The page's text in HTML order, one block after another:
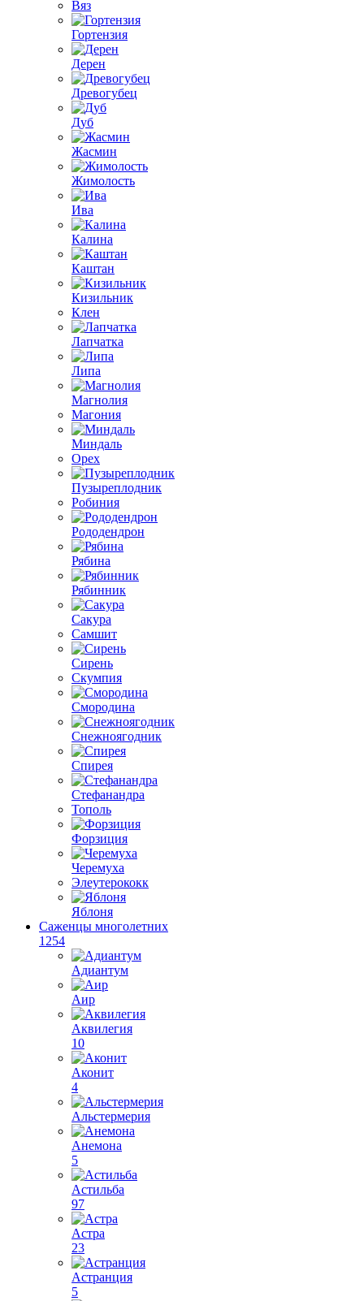
Вяз
Гортензия
Дерен
Древогубец
Дуб
Жасмин
Жимолость
Ива
Калина
Каштан
Кизильник
Клен
Лапчатка
Липа
Магнолия
Магония
Миндаль
Орех
Пузыреплодник
Робиния
Рододендрон
Рябина
Рябинник
Сакура
Самшит
Сирень
Скумпия
Смородина
Снежноягодник
Спирея
Стефанандра
Тополь
Форзиция
Черемуха
Элеутерококк
Яблоня
Саженцы многолетних
1254
Адиантум
Аир
Аквилегия
10
Аконит
4
Альстермерия
Анемона
5
Астильба
97
Астра
23
Астранция
5